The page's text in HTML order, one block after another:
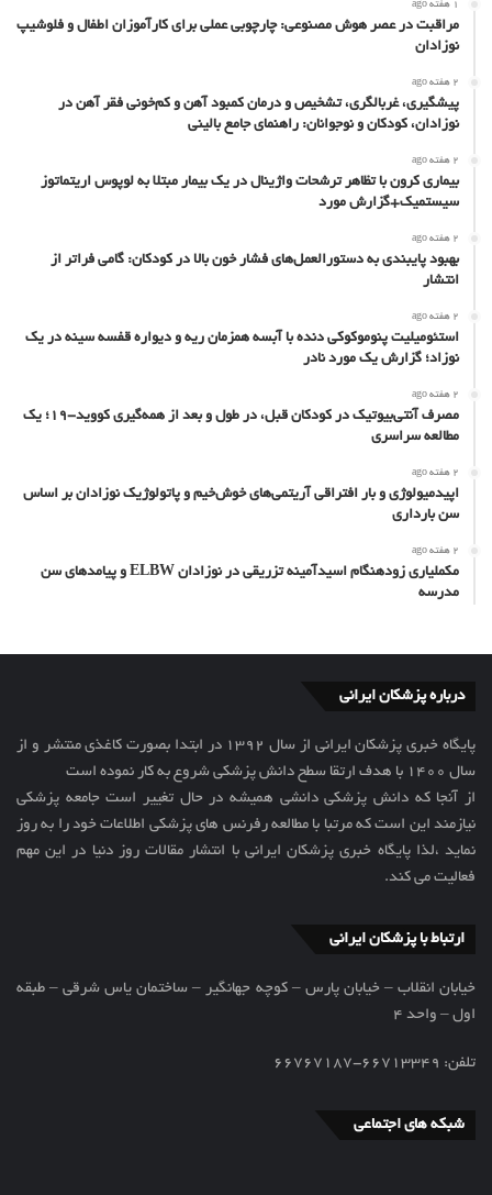
1 هفته ago
مراقبت در عصر هوش مصنوعی: چارچوبی عملی برای کارآموزان اطفال و فلوشیپ
نوزادان
2 هفته ago
پیشگیری، غربالگری، تشخیص و درمان کمبود آهن و کم‌خونی فقر آهن در
نوزادان، کودکان و نوجوانان: راهنمای جامع بالینی
2 هفته ago
بیماری کرون با تظاهر ترشحات واژینال در یک بیمار مبتلا به لوپوس اریتماتوز
سیستمیک+گزارش مورد
2 هفته ago
بهبود پایبندی به دستورالعمل‌های فشار خون بالا در کودکان: گامی فراتر از
انتشار
2 هفته ago
استئومیلیت پنوموکوکی دنده با آبسه همزمان ریه و دیواره قفسه سینه در یک
نوزاد؛ گزارش یک مورد نادر
2 هفته ago
مصرف آنتی‌بیوتیک در کودکان قبل، در طول و بعد از همه‌گیری کووید-۱۹؛ یک
مطالعه سراسری
2 هفته ago
اپیدمیولوژی و بار افتراقی آریتمی‌های خوش‌خیم و پاتولوژیک نوزادان بر اساس
سن بارداری
2 هفته ago
مکملیاری زودهنگام اسیدآمینه تزریقی در نوزادان ELBW و پیامدهای سن
مدرسه
درباره پزشکان ایرانی
پایگاه خبری پزشکان ایرانی از سال 1392 در ابتدا بصورت کاغذی منتشر و از
سال 1400 با هدف ارتقا سطح دانش پزشکی شروع به کار نموده است
از آنجا که دانش پزشکی دانشی همیشه در حال تغییر است جامعه پزشکی
نیازمند این است که مرتبا با مطالعه رفرنس های پزشکی اطلاعات خود را به روز
نماید ،لذا پایگاه خبری پزشکان ایرانی با انتشار مقالات روز دنیا در این مهم
فعالیت می کند.
ارتباط با پزشکان ایرانی
خیابان انقلاب – خیابان پارس – کوچه جهانگیر – ساختمان یاس شرقی – طبقه
اول – واحد 4
تلفن: ۶۶۷۱۳۳۴۹-۶۶۷۶۷۱۸۷
شبکه های اجتماعی